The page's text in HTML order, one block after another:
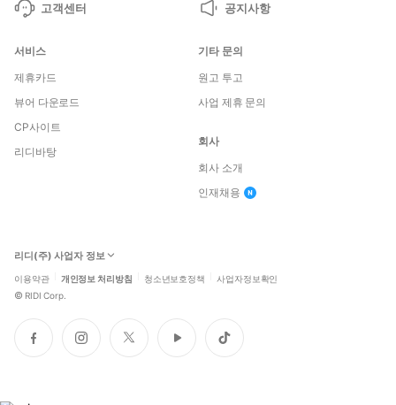
고객센터 공지사항
서비스
제휴카드
뷰어 다운로드
CP사이트
리디바탕
기타 문의
원고 투고
사업 제휴 문의
회사
회사 소개
인재채용
리디(주) 사업자 정보
이용약관 개인정보 처리방침 청소년보호정책 사업자정보확인
© RIDI Corp.
페
이
인
스
트
위
유
튜
틱
톡